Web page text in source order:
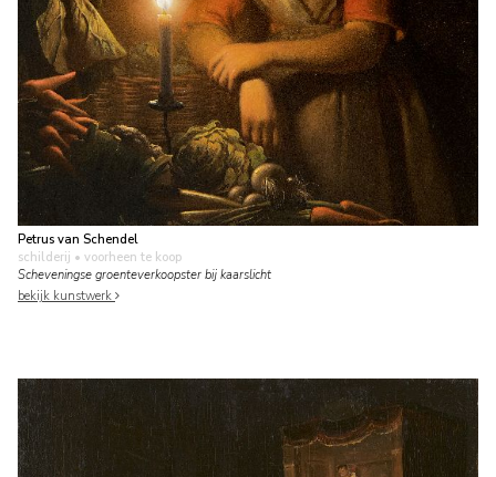
Petrus van Schendel
schilderij • voorheen te koop
Scheveningse groenteverkoopster bij kaarslicht
bekijk kunstwerk